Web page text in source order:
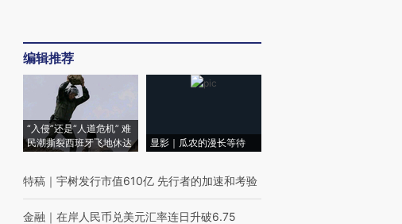
编辑推荐
“入侵”还是“人道危机” 难
民潮撕裂西班牙飞地休达
显影｜瓜农的漫长等待
特稿 ｜ 宇树发行市值610亿 先行者的加速和考验
金融 ｜ 在岸人民币兑美元汇率连日升破6.75